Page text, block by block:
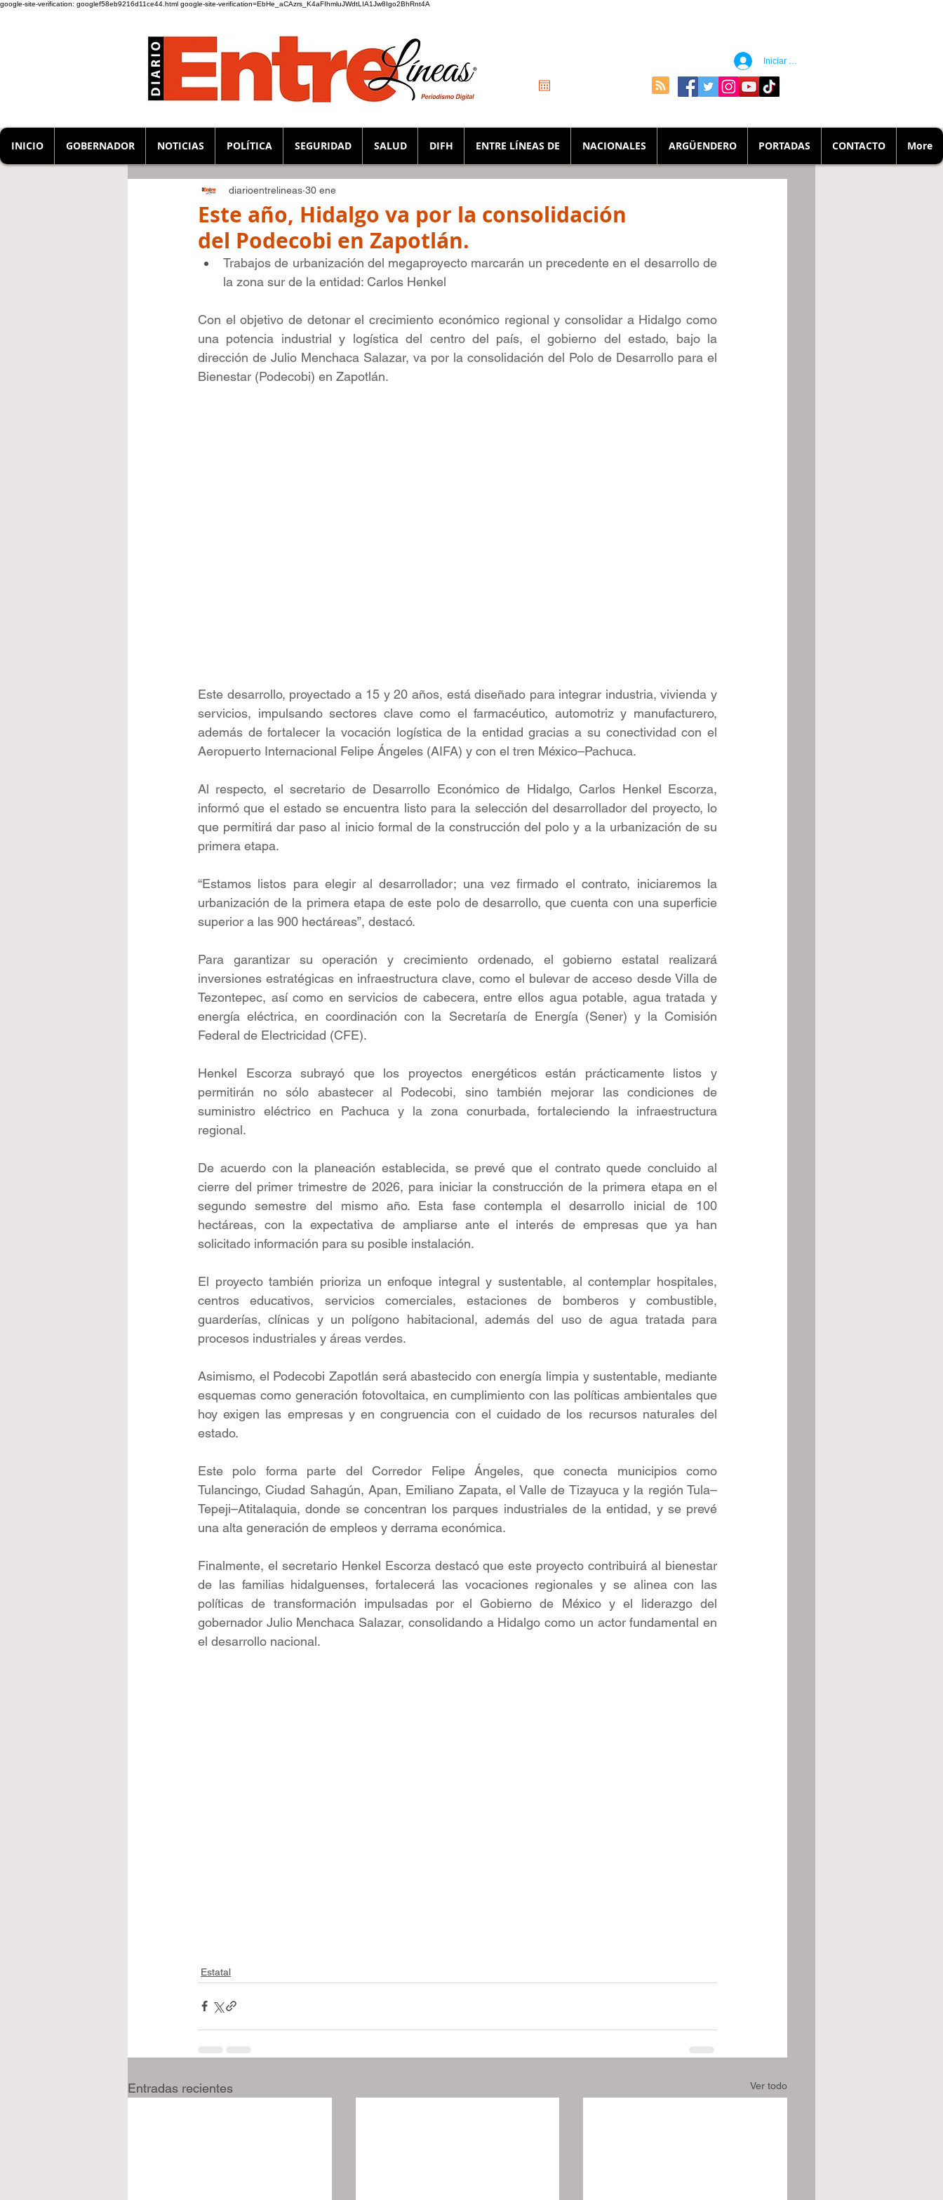
google-site-verification: googlef58eb9216d11ce44.html google-site-verification=EbHe_aCAzrs_K4aFIhmluJWdtLIA1Jw8Igo2BhRnt4A
Iniciar sesión
INICIO GOBERNADOR NOTICIAS POLÍTICA SEGURIDAD SALUD DIFH ENTRE LÍNEAS DE NACIONALES ARGÜENDERO PORTADAS CONTACTO More
Este año, Hidalgo va por la consolidación
del Podecobi en Zapotlán.
diarioentrelineas 30 ene
Trabajos de urbanización del megaproyecto marcarán un precedente en el desarrollo de
la zona sur de la entidad: Carlos Henkel
Con el objetivo de detonar el crecimiento económico regional y consolidar a Hidalgo como
una potencia industrial y logística del centro del país, el gobierno del estado, bajo la
dirección de Julio Menchaca Salazar, va por la consolidación del Polo de Desarrollo para el
Bienestar (Podecobi) en Zapotlán.
Este desarrollo, proyectado a 15 y 20 años, está diseñado para integrar industria, vivienda y
servicios, impulsando sectores clave como el farmacéutico, automotriz y manufacturero,
además de fortalecer la vocación logística de la entidad gracias a su conectividad con el
Aeropuerto Internacional Felipe Ángeles (AIFA) y con el tren México–Pachuca.
Al respecto, el secretario de Desarrollo Económico de Hidalgo, Carlos Henkel Escorza,
informó que el estado se encuentra listo para la selección del desarrollador del proyecto, lo
que permitirá dar paso al inicio formal de la construcción del polo y a la urbanización de su
primera etapa.
“Estamos listos para elegir al desarrollador; una vez firmado el contrato, iniciaremos la
urbanización de la primera etapa de este polo de desarrollo, que cuenta con una superficie
superior a las 900 hectáreas”, destacó.
Para garantizar su operación y crecimiento ordenado, el gobierno estatal realizará
inversiones estratégicas en infraestructura clave, como el bulevar de acceso desde Villa de
Tezontepec, así como en servicios de cabecera, entre ellos agua potable, agua tratada y
energía eléctrica, en coordinación con la Secretaría de Energía (Sener) y la Comisión
Federal de Electricidad (CFE).
Henkel Escorza subrayó que los proyectos energéticos están prácticamente listos y
permitirán no sólo abastecer al Podecobi, sino también mejorar las condiciones de
suministro eléctrico en Pachuca y la zona conurbada, fortaleciendo la infraestructura
regional.
De acuerdo con la planeación establecida, se prevé que el contrato quede concluido al
cierre del primer trimestre de 2026, para iniciar la construcción de la primera etapa en el
segundo semestre del mismo año. Esta fase contempla el desarrollo inicial de 100
hectáreas, con la expectativa de ampliarse ante el interés de empresas que ya han
solicitado información para su posible instalación.
El proyecto también prioriza un enfoque integral y sustentable, al contemplar hospitales,
centros educativos, servicios comerciales, estaciones de bomberos y combustible,
guarderías, clínicas y un polígono habitacional, además del uso de agua tratada para
procesos industriales y áreas verdes.
Asimismo, el Podecobi Zapotlán será abastecido con energía limpia y sustentable, mediante
esquemas como generación fotovoltaica, en cumplimiento con las políticas ambientales que
hoy exigen las empresas y en congruencia con el cuidado de los recursos naturales del
estado.
Este polo forma parte del Corredor Felipe Ángeles, que conecta municipios como
Tulancingo, Ciudad Sahagún, Apan, Emiliano Zapata, el Valle de Tizayuca y la región Tula–
Tepeji–Atitalaquia, donde se concentran los parques industriales de la entidad, y se prevé
una alta generación de empleos y derrama económica.
Finalmente, el secretario Henkel Escorza destacó que este proyecto contribuirá al bienestar
de las familias hidalguenses, fortalecerá las vocaciones regionales y se alinea con las
políticas de transformación impulsadas por el Gobierno de México y el liderazgo del
gobernador Julio Menchaca Salazar, consolidando a Hidalgo como un actor fundamental en
el desarrollo nacional.
Estatal
Entradas recientes Ver todo